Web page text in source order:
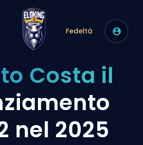
Fedeltà
Costa il
nel 2025